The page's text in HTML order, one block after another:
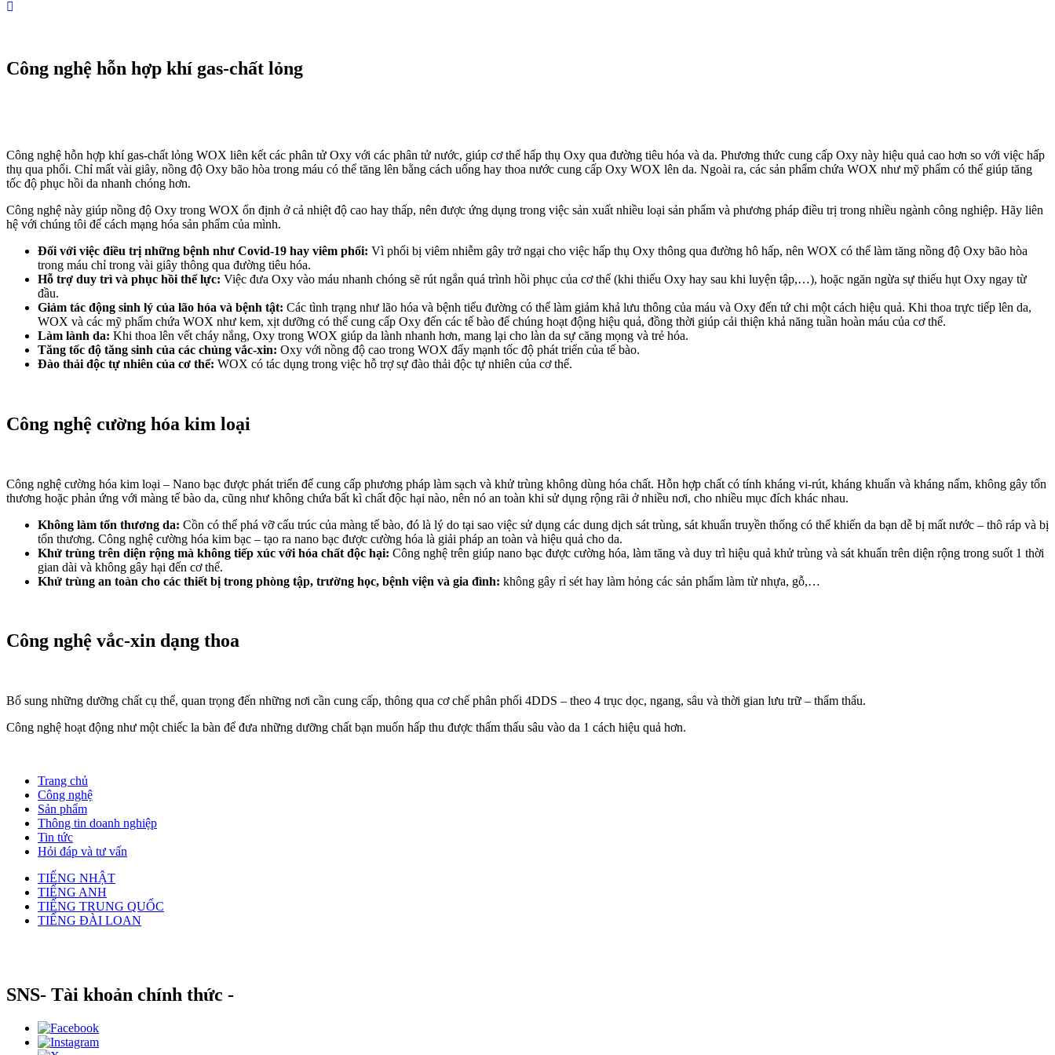
Công nghệ hỗn hợp khí gas-chất lỏng
Công nghệ hỗn hợp khí gas-chất lỏng WOX liên kết các phân tử Oxy với các phân tử nước, giúp cơ thể hấp thụ Oxy qua đường tiêu hóa và da. Phương thức cung cấp Oxy này hiệu quả cao hơn so với việc hấp
thụ qua phổi. Chỉ mất vài giây, nồng độ Oxy bão hòa trong máu có thể tăng lên bằng cách uống hay thoa nước cung cấp Oxy WOX lên da. Ngoài ra, các sản phẩm chứa WOX như mỹ phẩm có thể giúp tăng
tốc độ phục hồi da nhanh chóng hơn.
Công nghệ này giúp nồng độ Oxy trong WOX ổn định ở cả nhiệt độ cao hay thấp, nên được ứng dụng trong việc sản xuất nhiều loại sản phẩm và phương pháp điều trị trong nhiều ngành công nghiệp. Hãy liên
hệ với chúng tôi để cách mạng hóa sản phẩm của mình.
Đối với việc điều trị những bệnh như Covid-19 hay viêm phổi: Vì phổi bị viêm nhiễm gây trở ngại cho việc hấp thụ Oxy thông qua đường hô hấp, nên WOX có thể làm tăng nồng độ Oxy bão hòa
trong máu chỉ trong vài giây thông qua đường tiêu hóa.
Hỗ trợ duy trì và phục hồi thể lực: Việc đưa Oxy vào máu nhanh chóng sẽ rút ngắn quá trình hồi phục của cơ thể (khi thiếu Oxy hay sau khi luyện tập,…), hoặc ngăn ngừa sự thiếu hụt Oxy ngay từ
đầu.
Giảm tác động sinh lý của lão hóa và bệnh tật: Các tình trạng như lão hóa và bệnh tiểu đường có thể làm giảm khả lưu thông của máu và Oxy đến tứ chi một cách hiệu quả. Khi thoa trực tiếp lên da,
WOX và các mỹ phẩm chứa WOX như kem, xịt dưỡng có thể cung cấp Oxy đến các tế bào để chúng hoạt động hiệu quả, đồng thời giúp cải thiện khả năng tuần hoàn máu của cơ thể.
Làm lành da: Khi thoa lên vết cháy nắng, Oxy trong WOX giúp da lành nhanh hơn, mang lại cho làn da sự căng mọng và trẻ hóa.
Tăng tốc độ tăng sinh của các chủng vắc-xin: Oxy với nồng độ cao trong WOX đẩy mạnh tốc độ phát triển của tế bào.
Đào thải độc tự nhiên của cơ thể: WOX có tác dụng trong việc hỗ trợ sự đào thải độc tự nhiên của cơ thể.
Công nghệ cường hóa kim loại
Công nghệ cường hóa kim loại – Nano bạc được phát triển để cung cấp phương pháp làm sạch và khử trùng không dùng hóa chất. Hỗn hợp chất có tính kháng vi-rút, kháng khuẩn và kháng nấm, không gây tổn
thương hoặc phản ứng với màng tế bào da, cũng như không chứa bất kì chất độc hại nào, nên nó an toàn khi sử dụng rộng rãi ở nhiều nơi, cho nhiều mục đích khác nhau.
Không làm tổn thương da: Cồn có thể phá vỡ cấu trúc của màng tế bào, đó là lý do tại sao việc sử dụng các dung dịch sát trùng, sát khuẩn truyền thống có thể khiến da bạn dễ bị mất nước – thô ráp và bị
tổn thương. Công nghệ cường hóa kim bạc – tạo ra nano bạc được cường hóa là giải pháp an toàn và hiệu quả cho da.
Khử trùng trên diện rộng mà không tiếp xúc với hóa chất độc hại: Công nghệ trên giúp nano bạc được cường hóa, làm tăng và duy trì hiệu quả khử trùng và sát khuẩn trên diện rộng trong suốt 1 thời
gian dài và không gây hại đến cơ thể.
Khử trùng an toàn cho các thiết bị trong phòng tập, trường học, bệnh viện và gia đình: không gây rỉ sét hay làm hỏng các sản phẩm làm từ nhựa, gỗ,…
Công nghệ vắc-xin dạng thoa
Bổ sung những dưỡng chất cụ thể, quan trọng đến những nơi cần cung cấp, thông qua cơ chế phân phối 4DDS – theo 4 trục dọc, ngang, sâu và thời gian lưu trữ – thẩm thấu.
Công nghệ hoạt động như một chiếc la bàn để đưa những dưỡng chất bạn muốn hấp thu được thấm thấu sâu vào da 1 cách hiệu quả hơn.
Trang chủ
Công nghệ
Sản phẩm
Thông tin doanh nghiệp
Tin tức
Hỏi đáp và tư vấn
TIẾNG NHẬT
TIẾNG ANH
TIẾNG TRUNG QUỐC
TIẾNG ĐÀI LOAN
SNS- Tài khoản chính thức -